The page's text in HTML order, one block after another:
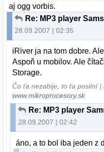
aj ogg vorbis.
28.09.2007 | 02:35
iRiver ja na tom dobre.
Aspoň u mobilov. Ale
Storage.
Čo ťa nezabije, to ťa posilní |
www.mikroprocesory.sk
28.09.2007 | 02:42
áno, a to bol iba jeden z